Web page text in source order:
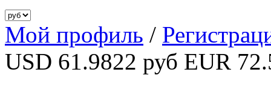
Мой профиль /
USD 61.9822 руб EUR